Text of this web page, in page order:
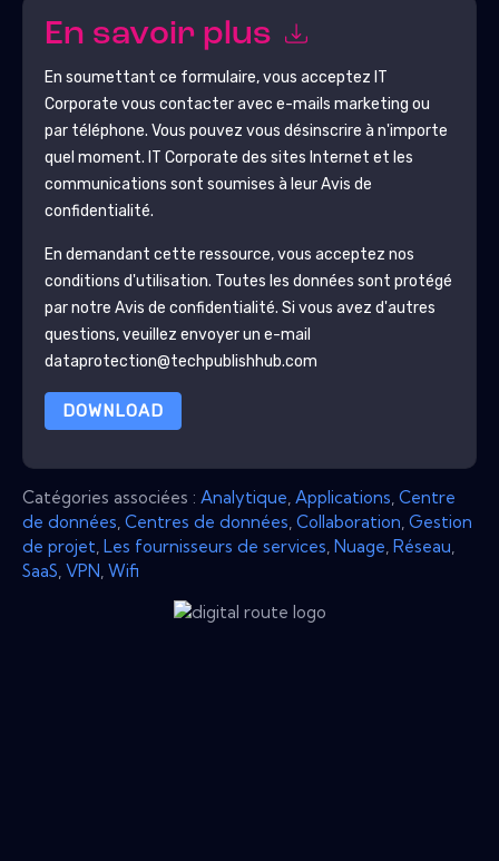
En savoir plus
En soumettant ce formulaire, vous acceptez IT
Corporate vous contacter avec e-mails marketing ou
par téléphone. Vous pouvez vous désinscrire à n'importe
quel moment. IT Corporate des sites Internet et les
communications sont soumises à leur Avis de
confidentialité.
En demandant cette ressource, vous acceptez nos
conditions d'utilisation. Toutes les données sont protégé
par notre Avis de confidentialité. Si vous avez d'autres
questions, veuillez envoyer un e-mail
dataprotection@techpublishhub.com
DOWNLOAD
Catégories associées : Analytique Applications Centre
de données Centres de données Collaboration Gestion
de projet Les fournisseurs de services Nuage Réseau
SaaS VPN Wifi